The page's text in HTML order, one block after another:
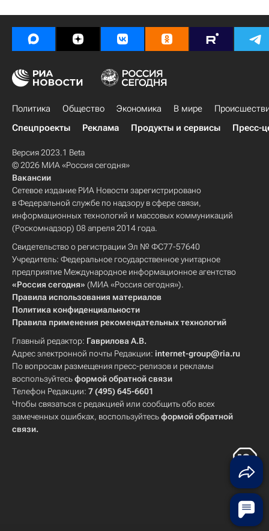
Политика Общество Экономика В мире
Спецпроекты
Реклама Продукты и сервисы Пресс-
Версия 2023.1 Beta
© 2026 МИА «Россия сегодня»
Вакансии
Сетевое издание РИА Новости зарегистрировано
в Федеральной службе по надзору в сфере связи,
информационных технологий и массовых коммуникаций
(Роскомнадзор) 08 апреля 2014 года.
Свидетельство о регистрации Эл № ФС77-57640
Учредитель: Федеральное государственное унитарное
предприятие Международное информационное агентство
«Россия сегодня» (МИА «Россия сегодня»).
Правила использования материалов
Политика конфиденциальности
Правила применения рекомендательных технологий
Главный редактор: Гаврилова А.В.
Адрес электронной почты Редакции: internet-group@ria.ru
По вопросам размещения пресс-релизов и рекламы
воспользуйтесьформой обратной связи
Телефон Редакции: 7 (495) 645-6601
Чтобы связаться с редакцией или сообщить обо всех
замеченных ошибках, воспользуйтесьформой обратной
связи.